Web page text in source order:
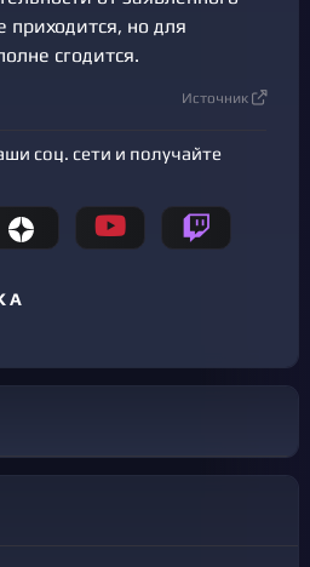
приходится, но для
сгодится.
Источник
соц. сети и получайте
A